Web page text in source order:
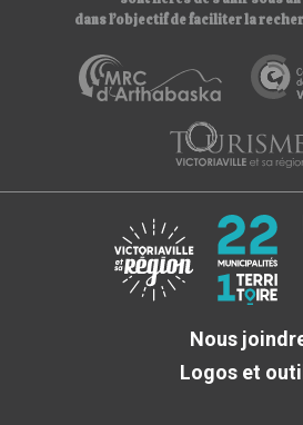
dans l’objectif de faciliter la
Nous
Logos et